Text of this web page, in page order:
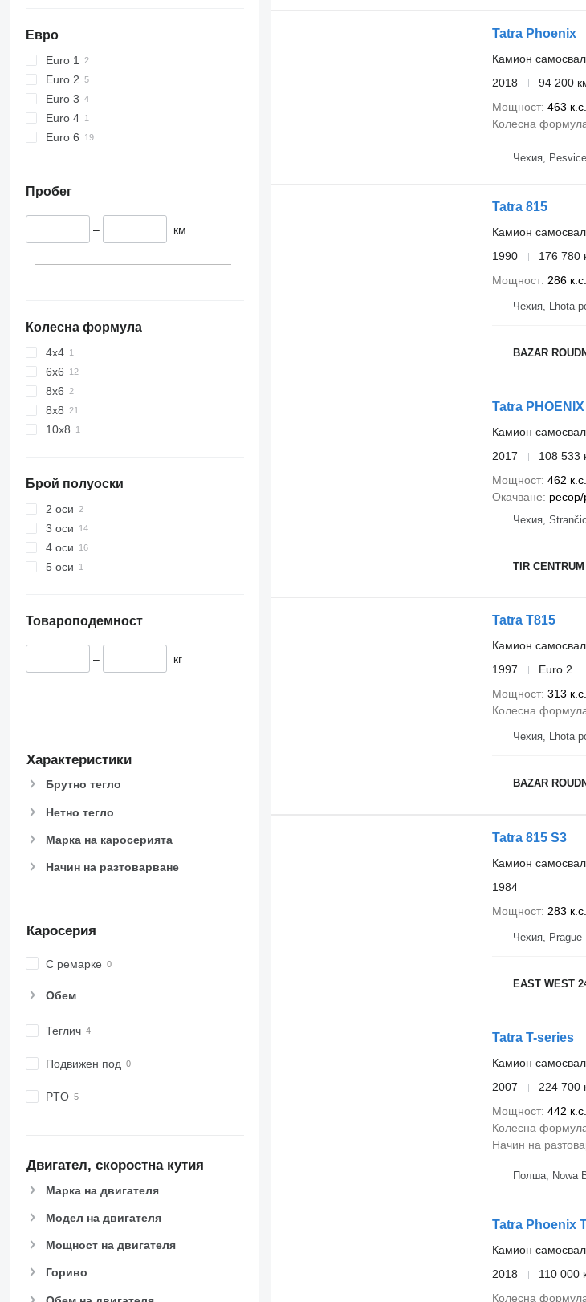
Евро
Euro 1
Euro 2
Euro 3
Euro 4
Euro 6
Пробег
– км
Колесна формула
4x4
6x6
8x6
8x8
10x8
Брой полуоски
2 оси
3 оси
4 оси
5 оси
Товароподемност
– кг
Характеристики
Брутно тегло
Нетно тегло
Марка на каросерията
Начин на разтоварване
Каросерия
С ремарке
Обем
Теглич
Подвижен под
PTO
Двигател, скоростна кутия
Марка на двигателя
Модел на двигателя
Мощност на двигателя
Гориво
Tatra Phoenix
Камион самосвал
2018
94 200
Мощност 463
Колесна
Чехия, Pesvice
Tatra 815
Камион самосвал
1990
176 780
Мощност 286
Чехия, Lhota
BAZAR
Tatra
Камион самосвал
2017
108 533
Мощност 462
Окачване
Чехия,
TIR
Tatra T815
Камион самосвал
1997
Euro 2
Мощност 313
Колесна
Чехия, Lhota
BAZAR
Tatra 815 S3
Камион самосвал
1984
Мощност 283
Чехия, Prague
EAST WEST
Tatra T-series
Камион самосвал
2007
224 700
Мощност 442
Колесна
Начин на
Полша, Nowa
Tatra Phoenix
Камион самосвал
2018
110 000
Колесна